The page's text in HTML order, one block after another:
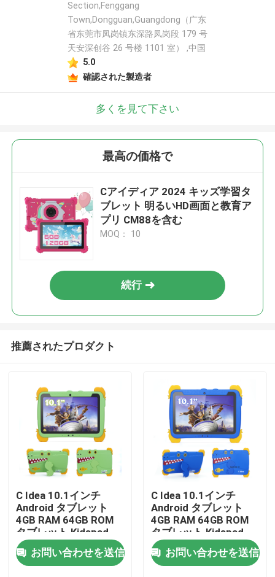
ホーム
製品
ビデオ
Section,Fenggang
Town,Dongguan,Guangdong（广东
省东莞市凤岗镇东深路凤岗段 179 号
天安深创谷 26 号楼 1101 室） ,中国
5.0
確認された製造者
多くを見て下さい
最高の価格で
Cアイディア 2024 キッズ学習タ
ブレット 明るいHD画面と教育ア
プリ CM88を含む
MOQ： 10
続行
推薦されたプロダクト
C Idea 10.1インチ
Android タブレット
4GB RAM 64GB ROM
タブレット Kidspad
P1100
お問い合わせを送信
C Idea 10.1インチ
Android タブレット
4GB RAM 64GB ROM
タブレット Kidspad
P1100
お問い合わせを送信